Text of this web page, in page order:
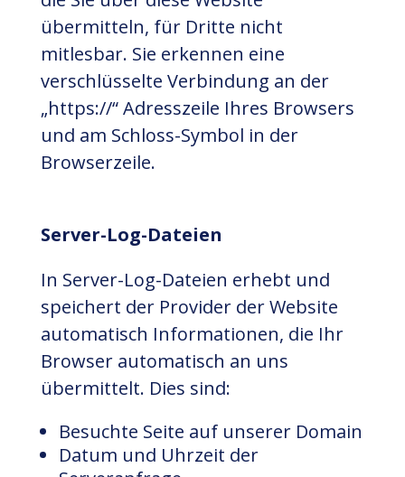
übermitteln, für Dritte nicht
mitlesbar. Sie erkennen eine
verschlüsselte Verbindung an der
„https://“ Adresszeile Ihres Browsers
und am Schloss-Symbol in der
Browserzeile.
Server-Log-Dateien
In Server-Log-Dateien erhebt und
speichert der Provider der Website
automatisch Informationen, die Ihr
Browser automatisch an uns
übermittelt. Dies sind:
Besuchte Seite auf unserer Domain
Datum und Uhrzeit der